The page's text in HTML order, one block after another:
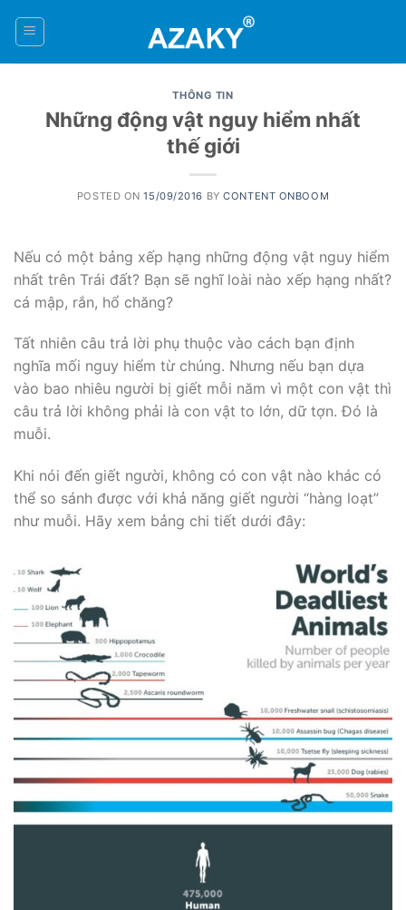
THÔNG TIN
Những động vật nguy hiểm nhất
thế giới
POSTED ON15/09/2016 BYCONTENT ONBOOM
Nếu có một bảng xếp hạng những động vật nguy hiểm
nhất trên Trái đất? Bạn sẽ nghĩ loài nào xếp hạng nhất?
cá mập, rắn, hổ chăng?
Tất nhiên câu trả lời phụ thuộc vào cách bạn định
nghĩa mối nguy hiểm từ chúng. Nhưng nếu bạn dựa
vào bao nhiêu người bị giết mỗi năm vì một con vật thì
câu trả lời không phải là con vật to lớn, dữ tợn. Đó là
muỗi.
Khi nói đến giết người, không có con vật nào khác có
thể so sánh được với khả năng giết người “hàng loạt”
như muỗi. Hãy xem bảng chi tiết dưới đây: